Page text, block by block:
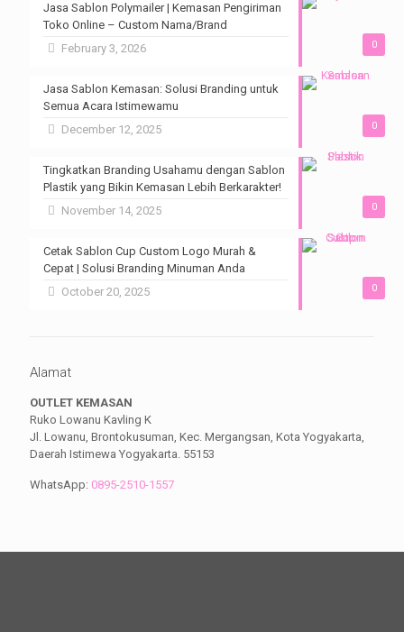
0
Jasa Sablon Polymailer | Kemasan Pengiriman
Toko Online – Custom Nama/Brand
February 3, 2026
0
Jasa Sablon Kemasan: Solusi Branding untuk
Semua Acara Istimewamu
December 12, 2025
0
Tingkatkan Branding Usahamu dengan Sablon
Plastik yang Bikin Kemasan Lebih Berkarakter!
November 14, 2025
0
Cetak Sablon Cup Custom Logo Murah &
Cepat | Solusi Branding Minuman Anda
October 20, 2025
Alamat
OUTLET KEMASAN
Ruko Lowanu Kavling K
Jl. Lowanu, Brontokusuman, Kec. Mergangsan, Kota Yogyakarta,
Daerah Istimewa Yogyakarta. 55153
WhatsApp: 0895-2510-1557